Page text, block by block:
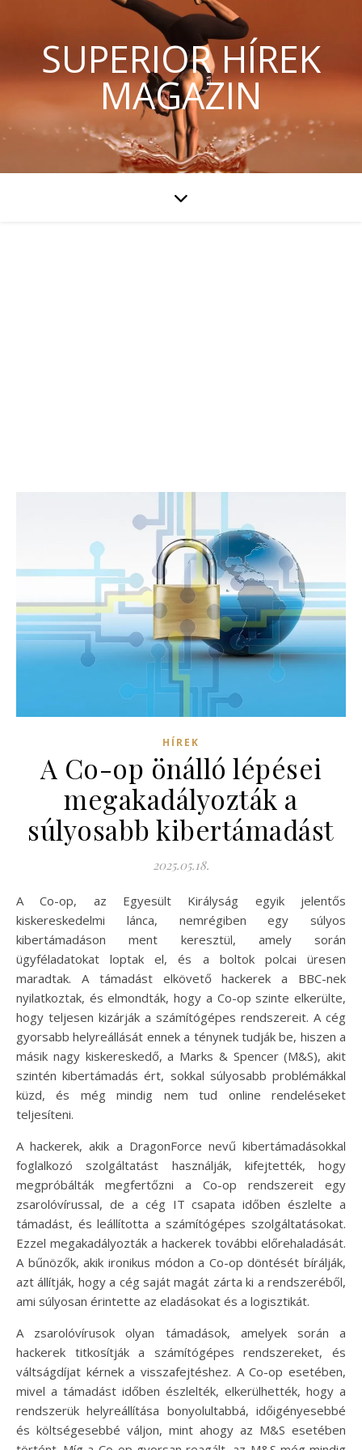
SUPERIOR HÍREK
MAGAZIN
HÍREK
A Co-op önálló lépései
megakadályozták a
súlyosabb kibertámadást
2025.05.18.
A Co-op, az Egyesült Királyság egyik jelentős
kiskereskedelmi lánca, nemrégiben egy súlyos
kibertámadáson ment keresztül, amely során
ügyféladatokat loptak el, és a boltok polcai üresen
maradtak. A támadást elkövető hackerek a BBC-nek
nyilatkoztak, és elmondták, hogy a Co-op szinte elkerülte,
hogy teljesen kizárják a számítógépes rendszereit. A cég
gyorsabb helyreállását ennek a ténynek tudják be, hiszen a
másik nagy kiskereskedő, a Marks & Spencer (M&S), akit
szintén kibertámadás ért, sokkal súlyosabb problémákkal
küzd, és még mindig nem tud online rendeléseket
teljesíteni.
A hackerek, akik a DragonForce nevű kibertámadásokkal
foglalkozó szolgáltatást használják, kifejtették, hogy
megpróbálták megfertőzni a Co-op rendszereit egy
zsarolóvírussal, de a cég IT csapata időben észlelte a
támadást, és leállította a számítógépes szolgáltatásokat.
Ezzel megakadályozták a hackerek további előrehaladását.
A bűnözők, akik ironikus módon a Co-op döntését bírálják,
azt állítják, hogy a cég saját magát zárta ki a rendszeréből,
ami súlyosan érintette az eladásokat és a logisztikát.
A zsarolóvírusok olyan támadások, amelyek során a
hackerek titkosítják a számítógépes rendszereket, és
váltságdíjat kérnek a visszafejtéshez. A Co-op esetében,
mivel a támadást időben észlelték, elkerülhették, hogy a
rendszerük helyreállítása bonyolultabbá, időigényesebbé
és költségesebbé váljon, mint ahogy az M&S esetében